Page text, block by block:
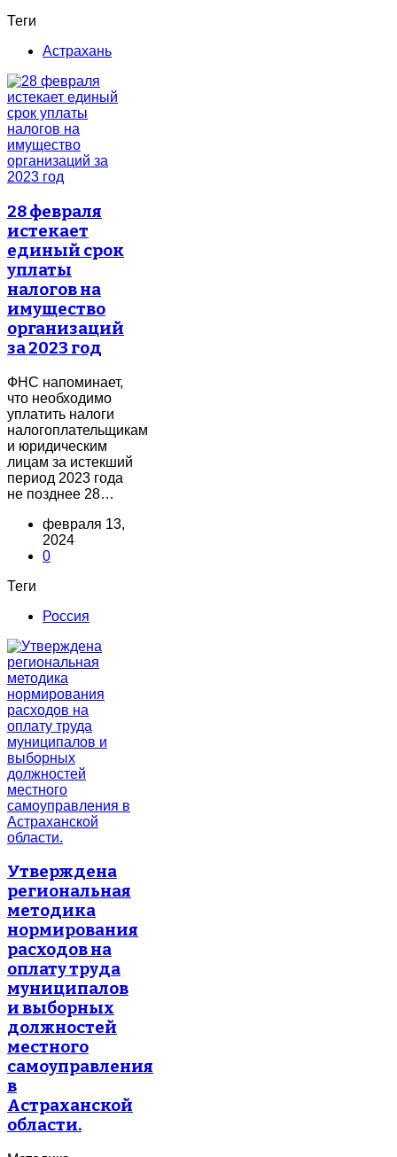
Теги
Астрахань
28 февраля
истекает
единый срок
уплаты
налогов на
имущество
организаций
за 2023 год
ФНС напоминает,
что необходимо
уплатить налоги
налогоплательщикам
и юридическим
лицам за истекший
период 2023 года
не позднее 28…
февраля 13,
2024
0
Теги
Россия
Утверждена
региональная
методика
нормирования
расходов на
оплату труда
муниципалов
и выборных
должностей
местного
самоуправления
в
Астраханской
области.